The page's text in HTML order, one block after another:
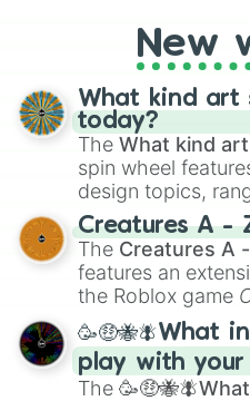
AU. Whether
writing,
fresh twist on
wheel has you
New
What kind art
today?
The What kind
spin wheel
design topics,
techniques like
Color Theoryto
Creature Design ,
Portfolio Building.
Creatures A -
The Creatures A
features an
the Roblox game
spanning from
andCorvuraxall
Zwevealisk, and
🥳🤑🐝🪰What
play with your
The